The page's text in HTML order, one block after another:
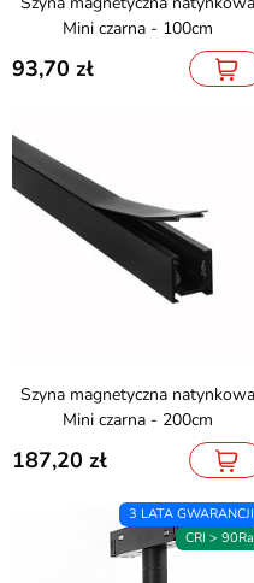
Mini czarna - 100cm
93,70
Szyna magnetyczna natynkowa
Mini czarna - 200cm
187,20
3 LATA GWARANCJI
CRI > 90Ra